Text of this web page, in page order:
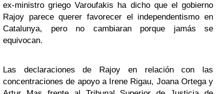
ex-ministro griego Varoufakis ha dicho que el gobierno
Rajoy parece querer favorecer el independentismo en
Catalunya, pero no cambiaran porque jamás se
equivocan.
Las declaraciones de Rajoy en relación con las
concentraciones de apoyo a Irene Rigau, Joana Ortega y